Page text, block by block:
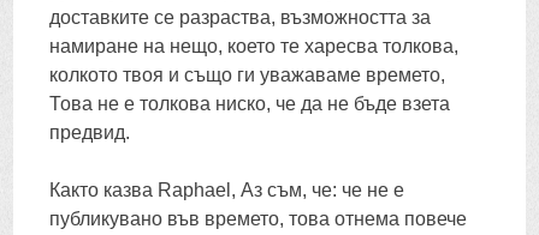
доставките се разраства, възможността за
намиране на нещо, което те харесва толкова,
колкото твоя и също ги уважаваме времето,
Това не е толкова ниско, че да не бъде взета
предвид.
Както казва Raphael, Аз съм, че: че не е
публикувано във времето, това отнема повече